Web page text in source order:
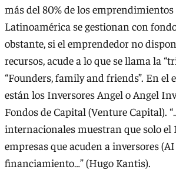
más del 80% de los
Latinoamérica se gestionan con
obstante, si el emprendedor no
recursos, acude a lo que se llama la
“Founders, family and friends”. En el
están los Inversores Angel o Angel
Fondos de Capital (Venture Capital).
internacionales muestran que solo el
empresas que acuden a inversores
financiamiento…” (Hugo Kantis).